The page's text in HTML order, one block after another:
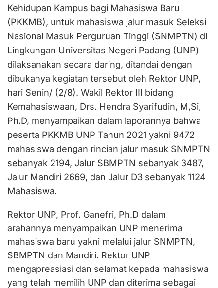
Kehidupan Kampus bagi Mahasiswa Baru
(PKKMB), untuk mahasiswa jalur masuk Seleksi
Nasional Masuk Perguruan Tinggi (SNMPTN) di
Lingkungan Universitas Negeri Padang (UNP)
dilaksanakan secara daring, ditandai dengan
dibukanya kegiatan tersebut oleh Rektor UNP,
hari Senin/ (2/8). Wakil Rektor III bidang
Kemahasiswaan, Drs. Hendra Syarifudin, M,Si,
Ph.D, menyampaikan dalam laporannya bahwa
peserta PKKMB UNP Tahun 2021 yakni 9472
mahasiswa dengan rincian jalur masuk SNMPTN
sebanyak 2194, Jalur SBMPTN sebanyak 3487,
Jalur Mandiri 2669, dan Jalur D3 sebanyak 1124
Mahasiswa.
Rektor UNP, Prof. Ganefri, Ph.D dalam
arahannya menyampaikan UNP menerima
mahasiswa baru yakni melalui jalur SNMPTN,
SBMPTN dan Mandiri. Rektor UNP
mengapreasiasi dan selamat kepada mahasiswa
yang telah memilih UNP dan diterima sebagai